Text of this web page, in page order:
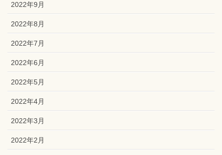
2022年9月
2022年8月
2022年7月
2022年6月
2022年5月
2022年4月
2022年3月
2022年2月